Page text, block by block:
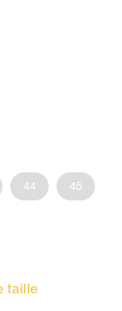
44 45
taille